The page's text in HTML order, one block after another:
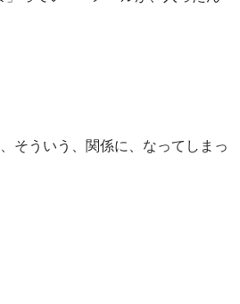
そういう、関係に、なってしまっ